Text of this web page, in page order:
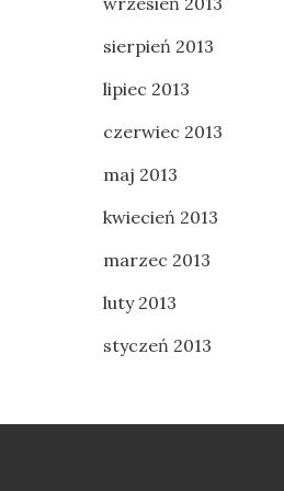
sierpień 2013
lipiec 2013
czerwiec 2013
maj 2013
kwiecień 2013
marzec 2013
luty 2013
styczeń 2013